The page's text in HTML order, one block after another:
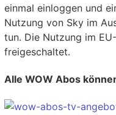
einmal einloggen und
Nutzung von Sky im
tun. Die Nutzung im
freigeschaltet.
Alle WOW Abos